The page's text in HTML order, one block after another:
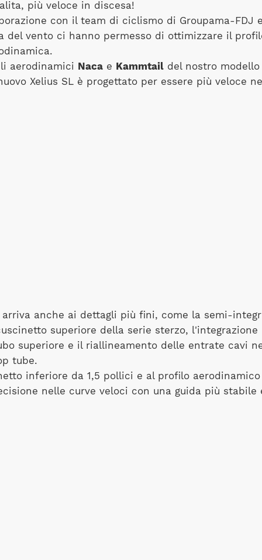
più veloce in discesa!
con il team di ciclismo di Groupama-FDJ
del vento ci hanno permesso di ottimizzare il
aerodinamici Naca e Kammtail del nostro
Xelius SL è progettato per essere più veloce
arriva anche ai dettagli più fini, come la semi-
superiore della serie sterzo, l'integrazione
superiore e il riallineamento delle entrate cavi
tube.
inferiore da 1,5 pollici e al profilo
nelle curve veloci con una guida più stabile